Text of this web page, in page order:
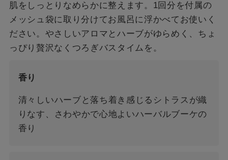
肌をしっとりなめらかに整えます。1回分を付属の
メッシュ袋に取り分けてお風呂に浮かべてお使いく
ださい。やさしいアロマとハーブがゆらめく、ちょ
っぴり贅沢なくつろぎバスタイムを。
香り
清々しいハーブと落ち着き感じるシトラスが織
りなす、さわやかで心地よいハーバルブーケの
香り